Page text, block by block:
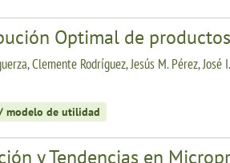
Optimal de
Clemente Rodríguez, Jesús M. Pérez, José
modelo de utilidad
y Tendencias en